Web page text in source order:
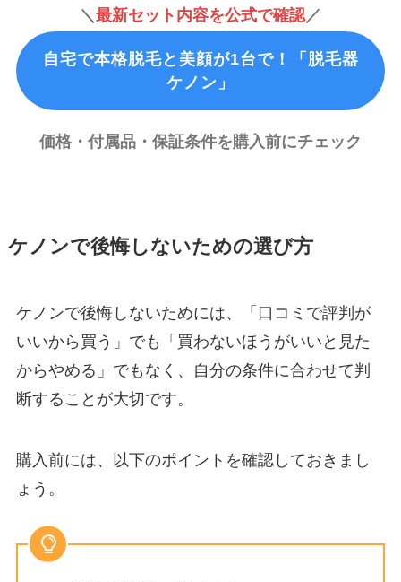
＼最新セット内容を公式で確認／
自宅で本格脱毛と美顔が1台で！「脱毛器
ケノン」
価格・付属品・保証条件を購入前にチェック
ケノンで後悔しないための選び方
ケノンで後悔しないためには、「口コミで評判が
いいから買う」でも「買わないほうがいいと見た
からやめる」でもなく、自分の条件に合わせて判
断することが大切です。
購入前には、以下のポイントを確認しておきまし
ょう。